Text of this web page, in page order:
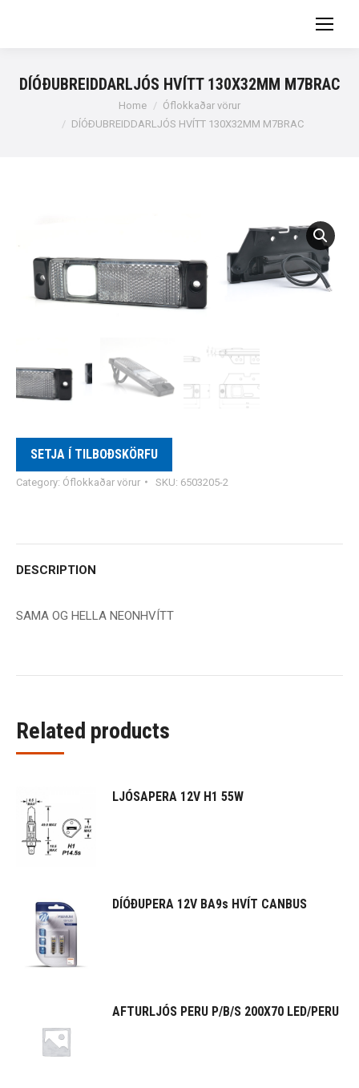
DÍÓÐUBREIDDARLJÓS HVÍTT 130X32MM M7BRAC
Home
Óflokkaðar vörur
DÍÓÐUBREIDDARLJÓS HVÍTT 130X32MM M7BRAC
SETJA Í TILBOÐSKÖRFU
Category: Óflokkaðar vörur SKU: 6503205-2
DESCRIPTION
SAMA OG HELLA NEONHVÍTT
Related products
LJÓSAPERA 12V H1 55W
DÍÓÐUPERA 12V BA9s HVÍT CANBUS
AFTURLJÓS PERU P/B/S 200X70 LED/PERU